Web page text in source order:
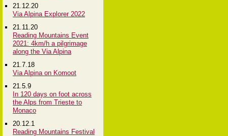
21.12.20
Via Alpina Explorer 2022
21.11.20
Reading Mountains Event
2021: 4km/h a pilgrimage
along the Via Alpina
21.7.18
Via Alpina on Komoot
21.5.9
In 120 days on foot across
the Alps from Trieste to
Monaco
20.12.1
Reading Mountains Festival